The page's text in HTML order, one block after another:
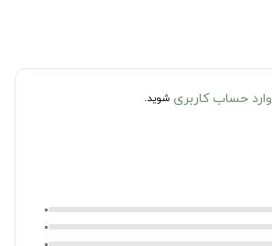
وارد حساب کاربری شوید.
0
0